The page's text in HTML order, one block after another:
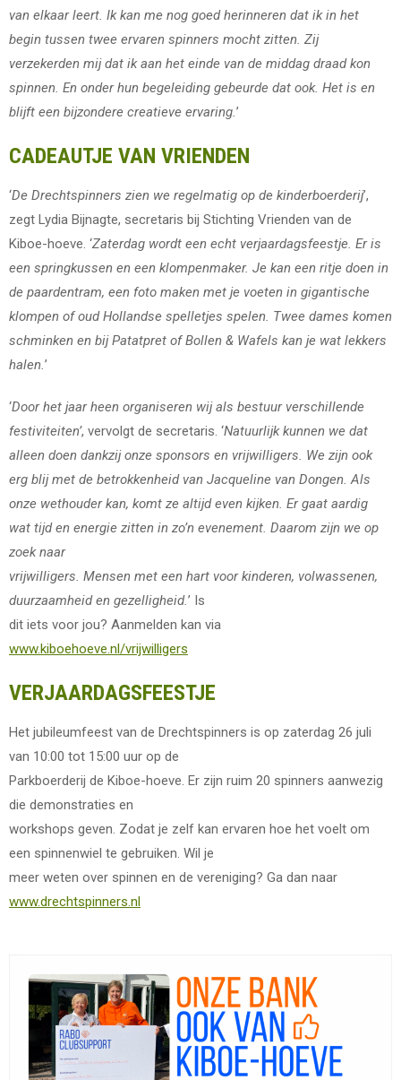
van elkaar leert. Ik kan me nog goed herinneren dat ik in het
begin tussen twee ervaren spinners mocht zitten. Zij
verzekerden mij dat ik aan het einde van de middag draad kon
spinnen. En onder hun begeleiding gebeurde dat ook. Het is en
blijft een bijzondere creatieve ervaring.’
CADEAUTJE VAN VRIENDEN
‘De Drechtspinners zien we regelmatig op de kinderboerderij’,
zegt Lydia Bijnagte, secretaris bij Stichting Vrienden van de
Kiboe-hoeve. ‘Zaterdag wordt een echt verjaardagsfeestje. Er is
een springkussen en een klompenmaker. Je kan een ritje doen in
de paardentram, een foto maken met je voeten in gigantische
klompen of oud Hollandse spelletjes spelen. Twee dames komen
schminken en bij Patatpret of Bollen & Wafels kan je wat lekkers
halen.’
‘Door het jaar heen organiseren wij als bestuur verschillende
festiviteiten’, vervolgt de secretaris. ‘Natuurlijk kunnen we dat
alleen doen dankzij onze sponsors en vrijwilligers. We zijn ook
erg blij met de betrokkenheid van Jacqueline van Dongen. Als
onze wethouder kan, komt ze altijd even kijken. Er gaat aardig
wat tijd en energie zitten in zo’n evenement. Daarom zijn we op
zoek naar
vrijwilligers. Mensen met een hart voor kinderen, volwassenen,
duurzaamheid en gezelligheid.’ Is
dit iets voor jou? Aanmelden kan via
www.kiboehoeve.nl/vrijwilligers
VERJAARDAGSFEESTJE
Het jubileumfeest van de Drechtspinners is op zaterdag 26 juli
van 10:00 tot 15:00 uur op de
Parkboerderij de Kiboe-hoeve. Er zijn ruim 20 spinners aanwezig
die demonstraties en
workshops geven. Zodat je zelf kan ervaren hoe het voelt om
een spinnenwiel te gebruiken. Wil je
meer weten over spinnen en de vereniging? Ga dan naar
www.drechtspinners.nl